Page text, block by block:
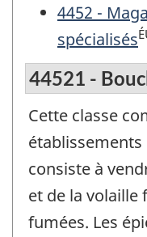
4452 -
spécialisés
44521 -
Cette classe
consiste à
et de la volaille
fumées. Les